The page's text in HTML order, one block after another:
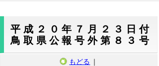
平成２０年７月２３日付
鳥取県公報号外第８３号
もどる ｜